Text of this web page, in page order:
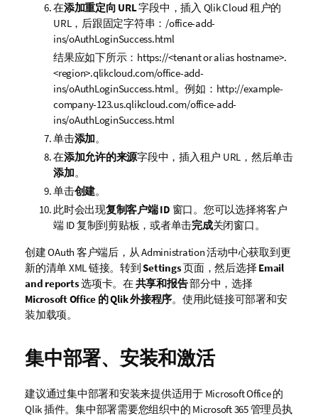
在添加重定向 URL字段中，插入 Qlik Cloud 租户的
URL，后跟固定字符串： /office-add-
ins/oAuthLoginSuccess.html
结果应如下所示： https://<tenant or alias hostname>.
<region>.qlikcloud.com/office-add-
ins/oAuthLoginSuccess.html。例如： http://example-
company-123.us.qlikcloud.com/office-add-
ins/oAuthLoginSuccess.html
单击添加。
在添加允许的来源字段中，插入租户 URL，然后单击
添加。
单击创建。
此时会出现复制客户端 ID 窗口。您可以选择将客户
端 ID 复制到剪贴板，或者单击完成关闭窗口。
创建 OAuth 客户端后，从Administration活动中心获取到更
新的清单XML链接。转到Settings页面，然后选择 Email
and reports选项卡。在 共享和报告部分中，选择
Microsoft Office 的Qlik外接程序。使用此链接可部署和安
装加载项。
集中部署、安装和激活
建议通过集中部署和安装来提供适用于 Microsoft Office的
Qlik插件。集中部署需要您组织中的 Microsoft 365管理员执